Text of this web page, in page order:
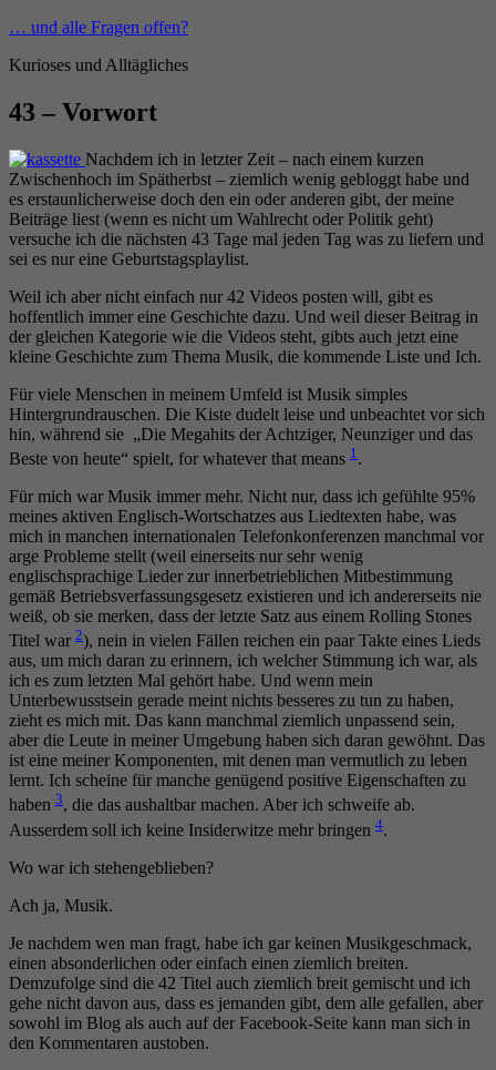
Zum
springen
… und alle Fragen offen?
Kurioses und Alltägliches
43 – Vorwort
Nachdem ich in letzter Zeit – nach einem kurzen
Zwischenhoch im Spätherbst – ziemlich wenig gebloggt habe und
es erstaunlicherweise doch den ein oder anderen gibt, der meine
Beiträge liest (wenn es nicht um Wahlrecht oder Politik geht)
versuche ich die nächsten 43 Tage mal jeden Tag was zu liefern und
sei es nur eine Geburtstagsplaylist.
Weil ich aber nicht einfach nur 42 Videos posten will, gibt es
hoffentlich immer eine Geschichte dazu. Und weil dieser Beitrag in
der gleichen Kategorie wie die Videos steht, gibts auch jetzt eine
kleine Geschichte zum Thema Musik, die kommende Liste und Ich.
Für viele Menschen in meinem Umfeld ist Musik simples
Hintergrundrauschen. Die Kiste dudelt leise und unbeachtet vor sich
hin, während sie „Die Megahits der Achtziger, Neunziger und das
Beste von heute“ spielt, for whatever that means 1 .
Für mich war Musik immer mehr. Nicht nur, dass ich gefühlte 95%
meines aktiven Englisch-Wortschatzes aus Liedtexten habe, was
mich in manchen internationalen Telefonkonferenzen manchmal vor
arge Probleme stellt (weil einerseits nur sehr wenig
englischsprachige Lieder zur innerbetrieblichen Mitbestimmung
gemäß Betriebsverfassungsgesetz existieren und ich andererseits nie
weiß, ob sie merken, dass der letzte Satz aus einem Rolling Stones
Titel war 2), nein in vielen Fällen reichen ein paar Takte eines Lieds
aus, um mich daran zu erinnern, ich welcher Stimmung ich war, als
ich es zum letzten Mal gehört habe. Und wenn mein
Unterbewusstsein gerade meint nichts besseres zu tun zu haben,
zieht es mich mit. Das kann manchmal ziemlich unpassend sein,
aber die Leute in meiner Umgebung haben sich daran gewöhnt. Das
ist eine meiner Komponenten, mit denen man vermutlich zu leben
lernt. Ich scheine für manche genügend positive Eigenschaften zu
haben 3, die das aushaltbar machen. Aber ich schweife ab.
Ausserdem soll ich keine Insiderwitze mehr bringen 4.
Wo war ich stehengeblieben?
Ach ja, Musik.
Je nachdem wen man fragt, habe ich gar keinen Musikgeschmack,
einen absonderlichen oder einfach einen ziemlich breiten.
Demzufolge sind die 42 Titel auch ziemlich breit gemischt und ich
gehe nicht davon aus, dass es jemanden gibt, dem alle gefallen, aber
sowohl im Blog als auch auf der Facebook-Seite kann man sich in
den Kommentaren austoben.